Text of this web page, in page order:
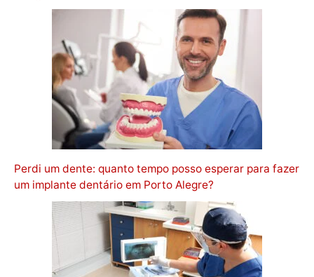
Perdi um dente: quanto tempo posso esperar para fazer
um implante dentário em Porto Alegre?